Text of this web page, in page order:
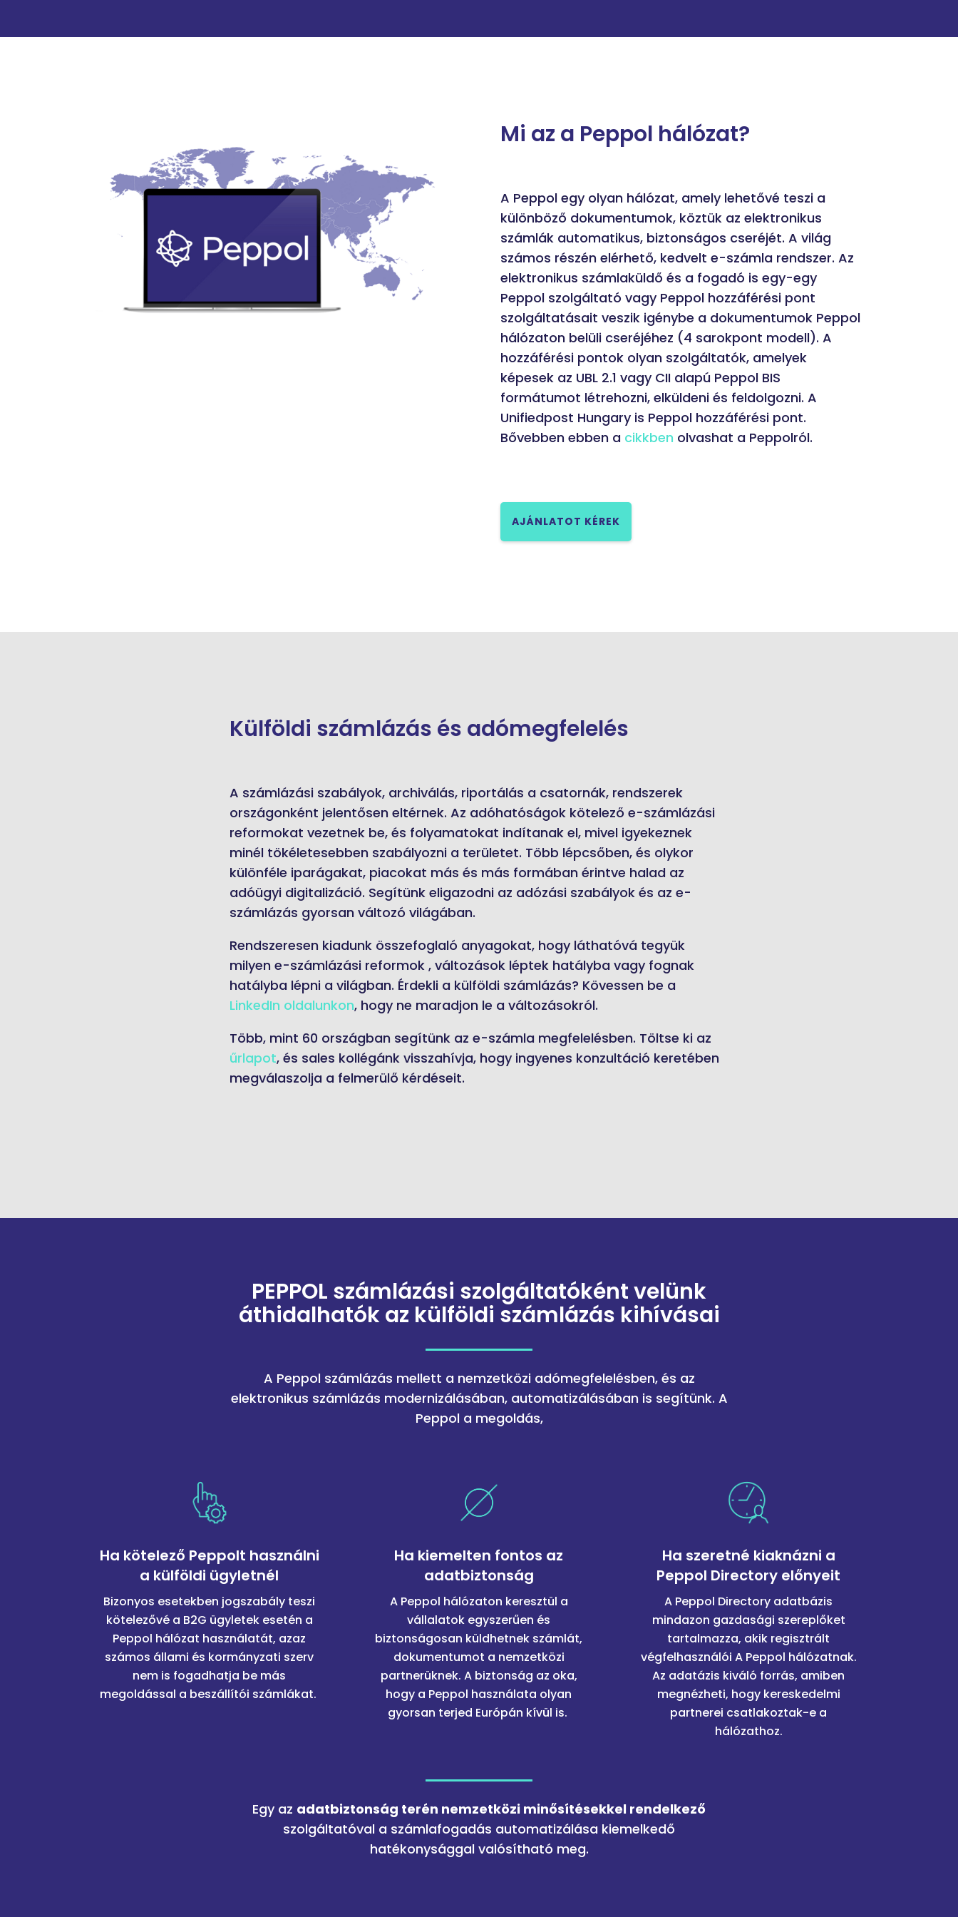
Mi az a Peppol hálózat?
A Peppol egy olyan hálózat, amely lehetővé teszi a
különböző dokumentumok, köztük az elektronikus
számlák automatikus, biztonságos cseréjét. A világ
számos részén elérhető, kedvelt e-számla rendszer. Az
elektronikus számlaküldő és a fogadó is egy-egy
Peppol szolgáltató vagy Peppol hozzáférési pont
szolgáltatásait veszik igénybe a dokumentumok Peppol
hálózaton belüli cseréjéhez (4 sarokpont modell). A
hozzáférési pontok olyan szolgáltatók, amelyek
képesek az UBL 2.1 vagy CII alapú Peppol BIS
formátumot létrehozni, elküldeni és feldolgozni. A
Unifiedpost Hungary is Peppol hozzáférési pont.
Bővebben ebben a cikkben olvashat a Peppolról.
AJÁNLATOT KÉREK
Külföldi számlázás és adómegfelelés
A számlázási szabályok, archiválás, riportálás a csatornák, rendszerek
országonként jelentősen eltérnek. Az adóhatóságok kötelező e-számlázási
reformokat vezetnek be, és folyamatokat indítanak el, mivel igyekeznek
minél tökéletesebben szabályozni a területet. Több lépcsőben, és olykor
különféle iparágakat, piacokat más és más formában érintve halad az
adóügyi digitalizáció. Segítünk eligazodni az adózási szabályok és az e-
számlázás gyorsan változó világában.
Rendszeresen kiadunk összefoglaló anyagokat, hogy láthatóvá tegyük
milyen e-számlázási reformok , változások léptek hatályba vagy fognak
hatályba lépni a világban. Érdekli a külföldi számlázás? Kövessen be a
LinkedIn oldalunkon, hogy ne maradjon le a változásokról.
Több, mint 60 országban segítünk az e-számla megfelelésben. Töltse ki az
űrlapot, és sales kollégánk visszahívja, hogy ingyenes konzultáció keretében
megválaszolja a felmerülő kérdéseit.
PEPPOL számlázási szolgáltatóként velünk
áthidalhatók az külföldi számlázás kihívásai
A Peppol számlázás mellett a nemzetközi adómegfelelésben, és az
elektronikus számlázás modernizálásában, automatizálásában is segítünk. A
Peppol a megoldás,
Ha kötelező Peppolt használni
a külföldi ügyletnél
Bizonyos esetekben jogszabály teszi
kötelezővé a B2G ügyletek esetén a
Peppol hálózat használatát, azaz
számos állami és kormányzati szerv
nem is fogadhatja be más
megoldással a beszállítói számlákat.
Ha kiemelten fontos az
adatbiztonság
A Peppol hálózaton keresztül a
vállalatok egyszerűen és
biztonságosan küldhetnek számlát,
dokumentumot a nemzetközi
partnerüknek. A biztonság az oka,
hogy a Peppol használata olyan
gyorsan terjed Európán kívül is.
Ha szeretné kiaknázni a
Peppol Directory előnyeit
A Peppol Directory adatbázis
mindazon gazdasági szereplőket
tartalmazza, akik regisztrált
végfelhasználói A Peppol hálózatnak.
Az adatázis kiváló forrás, amiben
megnézheti, hogy kereskedelmi
partnerei csatlakoztak-e a
hálózathoz.
Egy az adatbiztonság terén nemzetközi minősítésekkel rendelkező
szolgáltatóval a számlafogadás automatizálása kiemelkedő
hatékonysággal valósítható meg.